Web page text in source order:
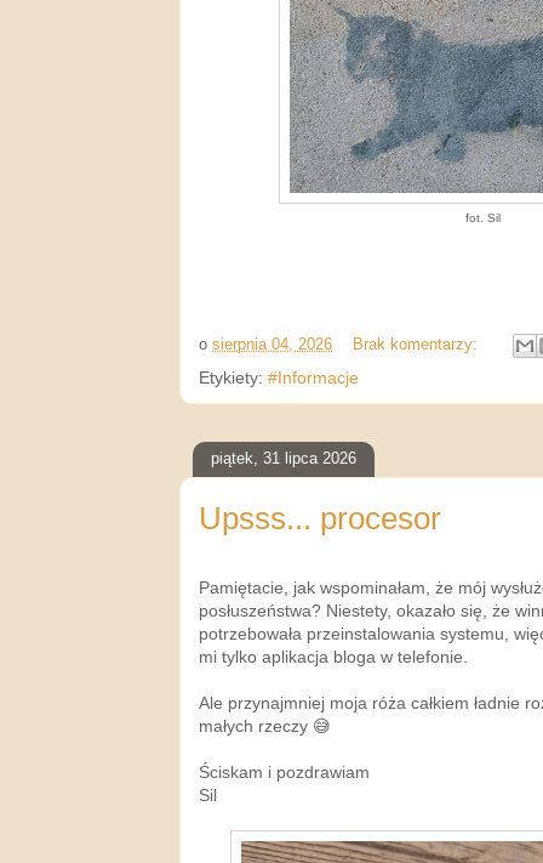
fot. Sil
o sierpnia 04, 2026
Brak komentarzy:
Etykiety: #Informacje
piątek, 31 lipca 2026
Upsss... procesor
Pamiętacie, jak wspominałam, że mój
posłuszeństwa? Niestety, okazało się, że
potrzebowała przeinstalowania systemu,
mi tylko aplikacja bloga w telefonie.
Ale przynajmniej moja róża całkiem ładnie
małych rzeczy 😅
Ściskam i pozdrawiam
Sil